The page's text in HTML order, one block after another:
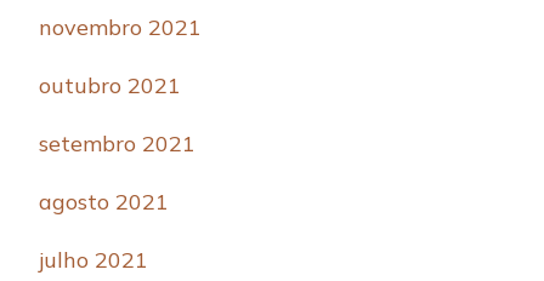
novembro 2021
outubro 2021
setembro 2021
agosto 2021
julho 2021